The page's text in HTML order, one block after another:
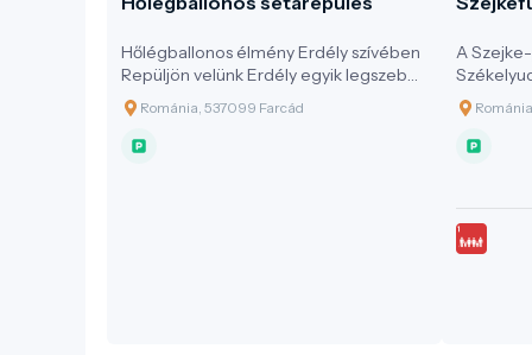
Hőlégballonos élmény Erdély szívében
Repüljön velünk Erdély egyik legszebb
vidékén, ahonnan tiszta időben szinte
az egész Erdélyi-medencét beláthatja!
Hőlégballonos szolgáltatásunk nem
Románia, 537099 Farcád
A
óta a
18.